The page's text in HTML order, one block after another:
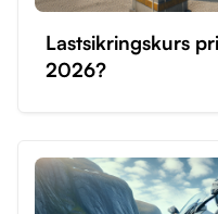
Lastsikringskurs
2026?